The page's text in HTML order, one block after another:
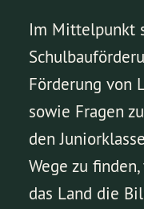
Im Mittelpunkt
Förderung von
sowie Fragen
den
Wege zu
das Land die